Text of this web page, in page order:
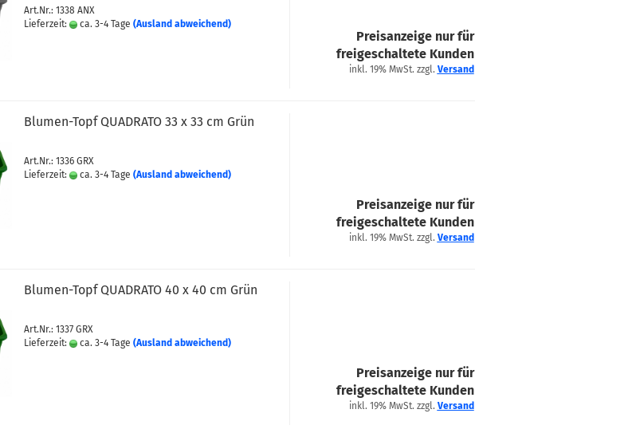
Art.Nr.: 1338 ANX
Lieferzeit:
ca. 3-4 Tage (Ausland abweichend)
Preisanzeige nur für
freigeschaltete Kunden
inkl. 19% MwSt. zzgl. Versand
Blumen-Topf QUADRATO 33 x 33 cm Grün
Art.Nr.: 1336 GRX
Lieferzeit:
ca. 3-4 Tage (Ausland abweichend)
Preisanzeige nur für
freigeschaltete Kunden
inkl. 19% MwSt. zzgl. Versand
Blumen-Topf QUADRATO 40 x 40 cm Grün
Art.Nr.: 1337 GRX
Lieferzeit:
ca. 3-4 Tage (Ausland abweichend)
Preisanzeige nur für
freigeschaltete Kunden
inkl. 19% MwSt. zzgl. Versand